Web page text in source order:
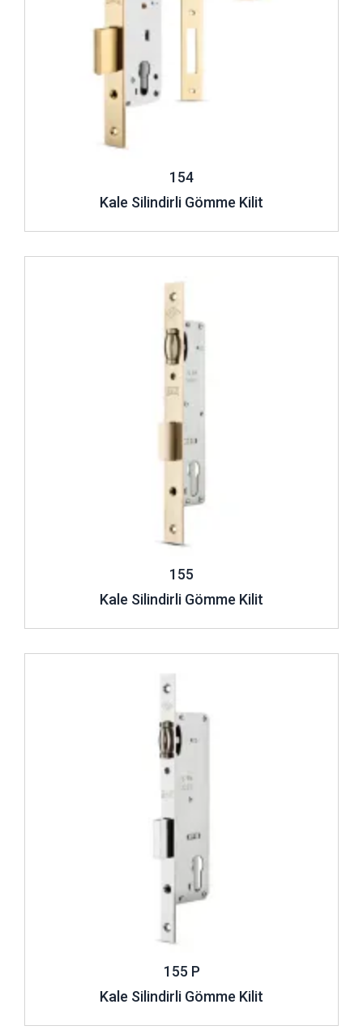
154
Kale Silindirli Gömme Kilit
155
Kale Silindirli Gömme Kilit
155 P
Kale Silindirli Gömme Kilit